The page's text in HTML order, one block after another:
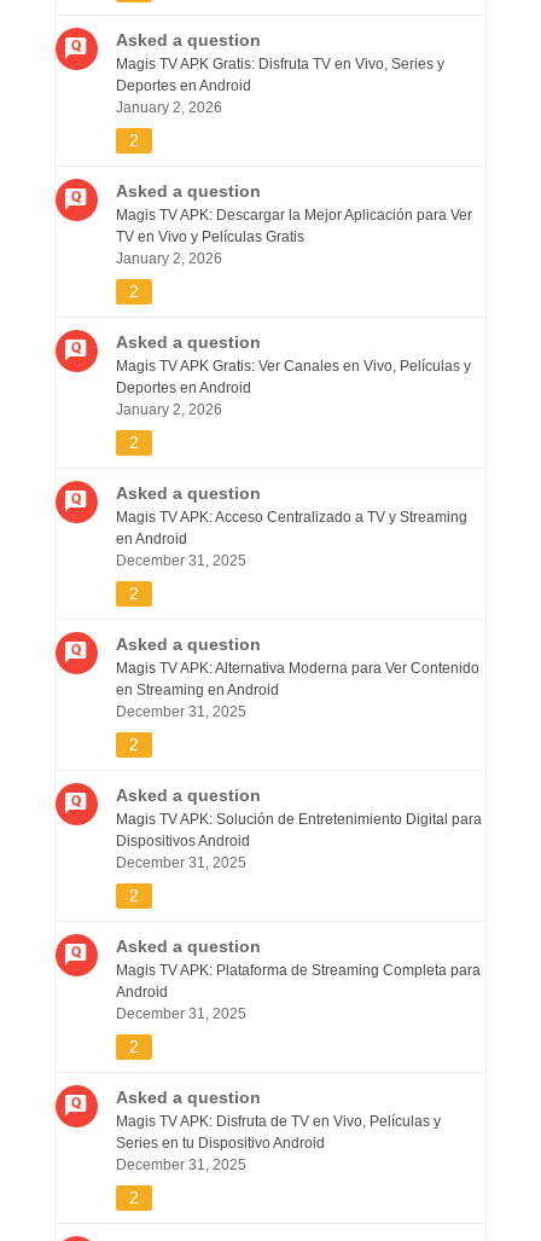
Asked a question
Magis TV APK Gratis: Disfruta TV en Vivo, Series y
Deportes en Android
January 2, 2026
2
Asked a question
Magis TV APK: Descargar la Mejor Aplicación para Ver
TV en Vivo y Películas Gratis
January 2, 2026
2
Asked a question
Magis TV APK Gratis: Ver Canales en Vivo, Películas y
Deportes en Android
January 2, 2026
2
Asked a question
Magis TV APK: Acceso Centralizado a TV y Streaming
en Android
December 31, 2025
2
Asked a question
Magis TV APK: Alternativa Moderna para Ver Contenido
en Streaming en Android
December 31, 2025
2
Asked a question
Magis TV APK: Solución de Entretenimiento Digital para
Dispositivos Android
December 31, 2025
2
Asked a question
Magis TV APK: Plataforma de Streaming Completa para
Android
December 31, 2025
2
Asked a question
Magis TV APK: Disfruta de TV en Vivo, Películas y
Series en tu Dispositivo Android
December 31, 2025
2